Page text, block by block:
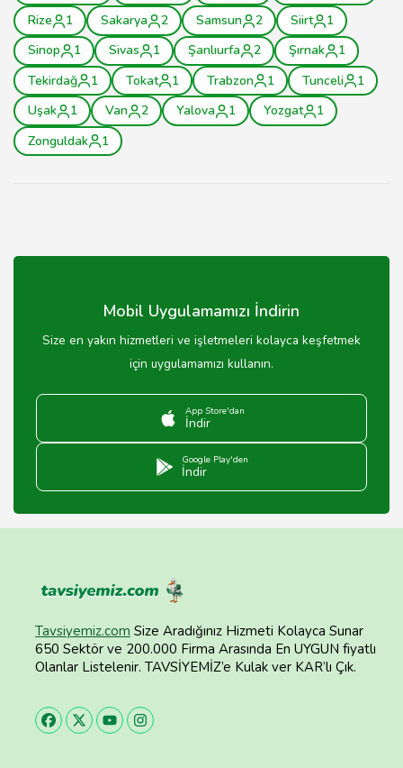
Rize
1 Sakarya 2 Samsun 2 Siirt
1
Sinop
1 Sivas 1 Şanlıurfa 2 Şırnak
1
Tekirdağ
1 Tokat 1 Trabzon 1 Tunceli
1
Uşak
1 Van 2 Yalova 1 Yozgat
1
Zonguldak
1
Mobil Uygulamamızı İndirin
Size en yakın hizmetleri ve işletmeleri kolayca keşfetmek
için uygulamamızı kullanın.
App Store'dan
İndir
Google Play'den
İndir
Tavsiyemiz.com Size Aradığınız Hizmeti Kolayca Sunar
650 Sektör ve 200.000 Firma Arasında En UYGUN fiyatlı
Olanlar Listelenir. TAVSİYEMİZ’e Kulak ver KAR’lı Çık.